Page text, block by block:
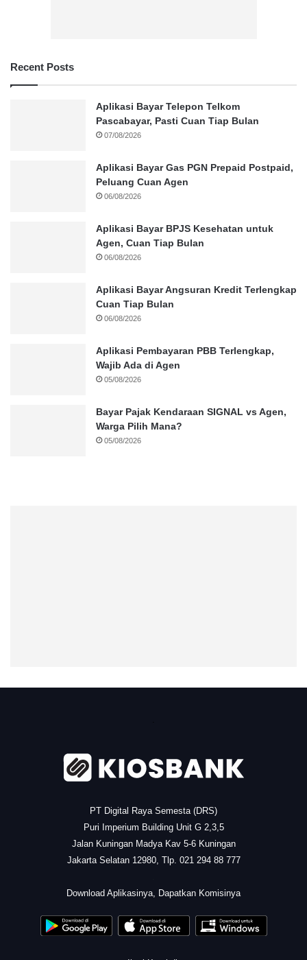
Recent Posts
Aplikasi Bayar Telepon Telkom
Pascabayar, Pasti Cuan Tiap Bulan
07/08/2026
Aplikasi Bayar Gas PGN Prepaid Postpaid,
Peluang Cuan Agen
06/08/2026
Aplikasi Bayar BPJS Kesehatan untuk
Agen, Cuan Tiap Bulan
06/08/2026
Aplikasi Bayar Angsuran Kredit Terlengkap
Cuan Tiap Bulan
06/08/2026
Aplikasi Pembayaran PBB Terlengkap,
Wajib Ada di Agen
05/08/2026
Bayar Pajak Kendaraan SIGNAL vs Agen,
Warga Pilih Mana?
05/08/2026
.
PT Digital Raya Semesta (DRS)
Puri Imperium Building Unit G 2,3,5
Jalan Kuningan Madya Kav 5-6 Kuningan
Jakarta Selatan 12980, Tlp. 021 294 88 777
Download Aplikasinya, Dapatkan Komisinya